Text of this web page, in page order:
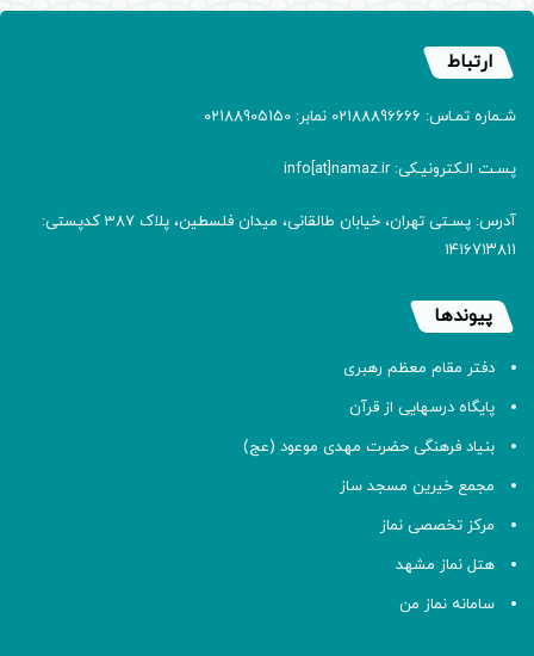
ارتباط
شـماره تمـاس: 02188896666 نمابر: 02188905150
پسـت الـکترونیـکی: info[at]namaz.ir
آدرس: پسـتی تهران، خیابان طالقانی، میدان فلسطین، پلاک 387 کدپستی:
۱۴۱۶۷۱۳۸۱۱
پیوندها
دفتر مقام معظم رهبری
پایگاه درسهایی از قرآن
بنیاد فرهنگی حضرت مهدی موعود (عج)
مجمع خیرین مسجد ساز
مرکز تخصصی نماز
هتل نماز مشهد
سامانه نماز من